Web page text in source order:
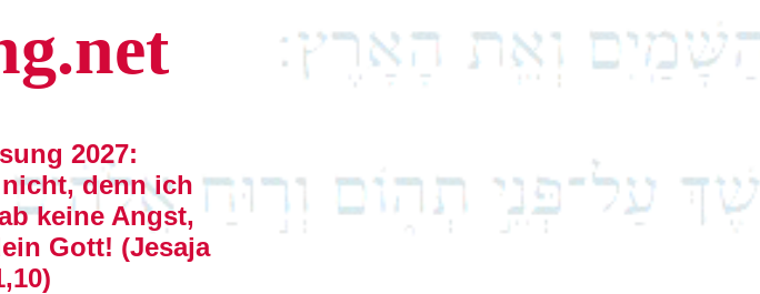
2027:
denn ich
keine Angst,
Gott! (Jesaja